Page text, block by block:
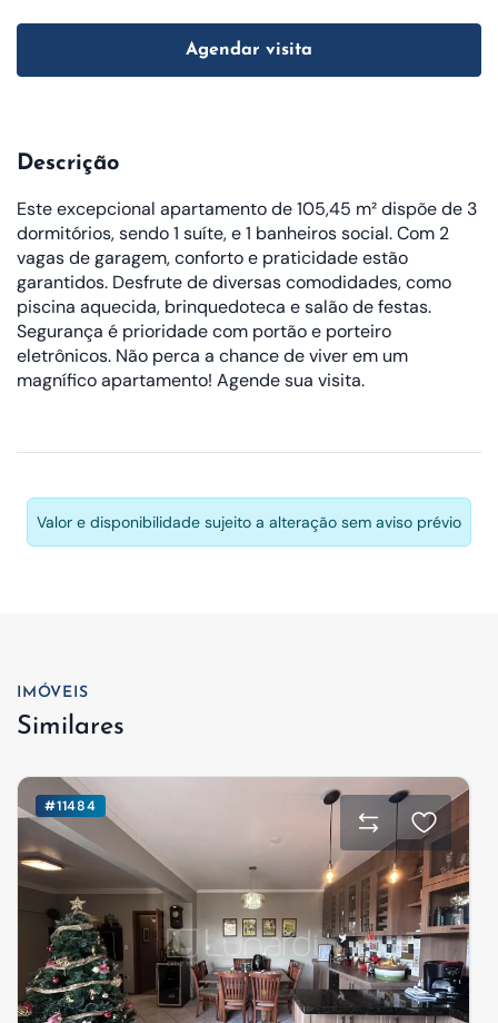
Agendar visita
Descrição
Este excepcional apartamento de 105,45 m² dispõe de 3
dormitórios, sendo 1 suíte, e 1 banheiros social. Com 2
vagas de garagem, conforto e praticidade estão
garantidos. Desfrute de diversas comodidades, como
piscina aquecida, brinquedoteca e salão de festas.
Segurança é prioridade com portão e porteiro
eletrônicos. Não perca a chance de viver em um
magnífico apartamento! Agende sua visita.
Valor e disponibilidade sujeito a alteração sem aviso prévio
IMÓVEIS
Similares
#11484